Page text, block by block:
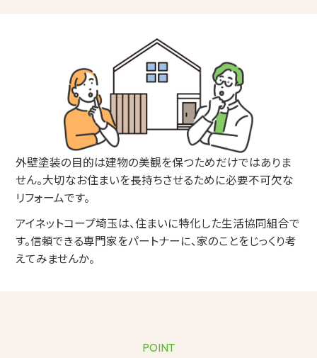
外壁塗装の目的は建物の美観を保つためだけではありま
せん。大切なお住まいを長持ちさせるために必要不可欠な
リフォームです。
アイネットコープ埼玉は、住まいに特化した生活協同組合で
す。信頼できる専門家をパートナーに、家のことをじっくり考
えてみませんか。
POINT